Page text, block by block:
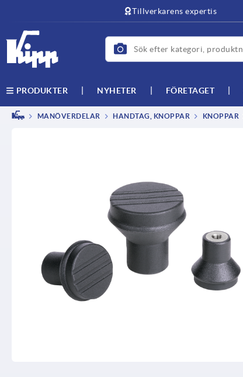
Tillverkarens expertis
PRODUKTER NYHETER FÖRETAGET
MANÖVERDELAR HANDTAG, KNOPPAR KNOPPAR